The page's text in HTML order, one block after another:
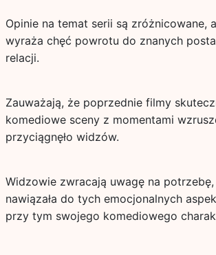
Opinie na temat serii są zróżnicowane,
wyraża chęć powrotu do znanych
relacji.
Zauważają, że poprzednie filmy
komediowe sceny z momentami
przyciągnęło widzów.
Widzowie zwracają uwagę na
nawiązała do tych emocjonalnych
przy tym swojego komediowego